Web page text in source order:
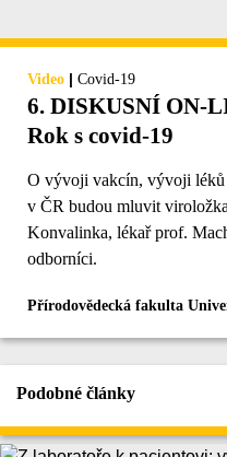
Video | Covid-19
6. DISKUSNÍ ON-
Rok s covid-19
O vývoji vakcín, vývoji léků
v ČR budou mluvit
Konvalinka, lékař prof.
odborníci.
Přírodovědecká fakulta
Podobné články